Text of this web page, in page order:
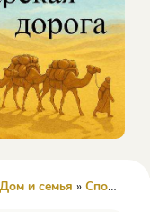
и семья » Спорт